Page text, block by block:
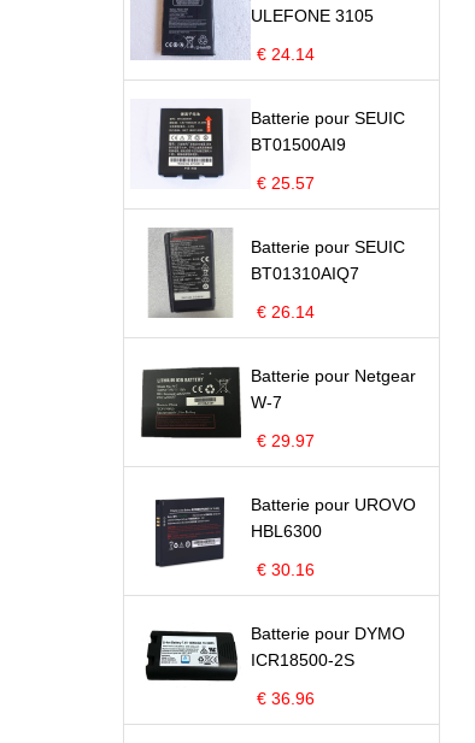
ULEFONE 3105
€ 24.14
Batterie pour SEUIC
BT01500AI9
€ 25.57
Batterie pour SEUIC
BT01310AIQ7
€ 26.14
Batterie pour Netgear
W-7
€ 29.97
Batterie pour UROVO
HBL6300
€ 30.16
Batterie pour DYMO
ICR18500-2S
€ 36.96